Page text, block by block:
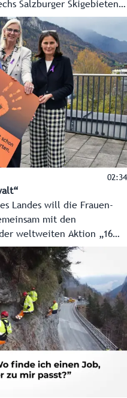
Salzburger Skigebieten
man zu den Tickets die
Verkehrsmitteln im
02:34
Landes will die Frauen-
mit den
weltweiten Aktion „16
ermutigen, couragiert zu
Übergriffe wahrnehmen.
beteiligen. Anhand
„Stell dich nicht so an. Du
werden, wo Gewalt
Aktion „16 Tage gegen
und läuft bis 10.